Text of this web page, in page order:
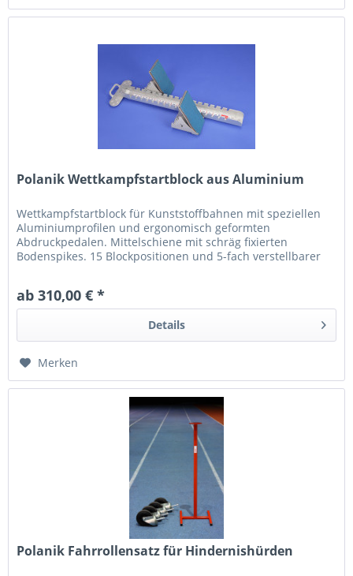
Polanik Wettkampfstartblock aus Aluminium
Wettkampfstartblock für Kunststoffbahnen mit speziellen
Aluminiumprofilen und ergonomisch geformten
Abdruckpedalen. Mittelschiene mit schräg fixierten
Bodenspikes. 15 Blockpositionen und 5-fach verstellbarer
ab 310,00 € *
Details
Merken
Polanik Fahrrollensatz für Hindernishürden